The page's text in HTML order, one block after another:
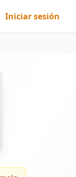
Iniciar sesión